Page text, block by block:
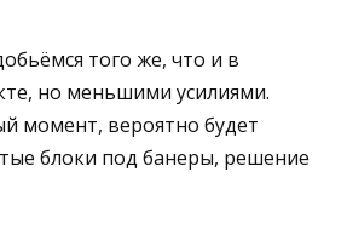
того же, что и в
но меньшими усилиями.
момент, вероятно будет
блоки под банеры, решение